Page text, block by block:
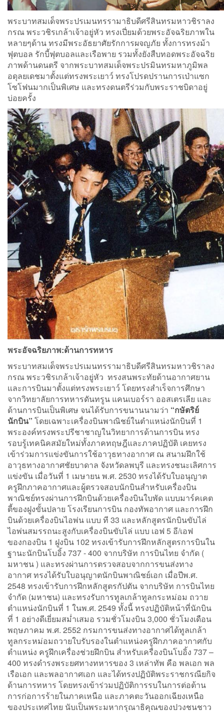
พระบาทสมเด็จพระปรเมนทรรามาธิบดีศรีสินทรมหาวชิราลง
กรณ พระวชิรเกล้าเจ้าอยู่หัว ทรงเปี่ยมด้วยพระอัจฉริยภาพใน
หลายๆด้าน ทรงมีพระอัธยาศัยรักการผจญภัย ทั้งการทรงม้า
ฟุตบอล รักบี้ฟุตบอลและเรือพาย รวมทั้งยังสืบทอดพระอัจฉริย
ภาพด้านดนตรี จากพระบาทสมเด็จพระปรมินทรมหาภูมิพล
อดุลยเดชมาตั้งแต่ทรงพระเยาว์ ทรงโปรดปรานการเป่าแซก
โซโฟนมากเป็นพิเศษ และทรงดนตรีร่วมกับพระราชบิดาอยู่
บ่อยครั้ง
พระอัจฉริยภาพ:ด้านการทหาร
พระบาทสมเด็จพระปรเมนทรรามาธิบดีศรีสินทรมหาวชิราลง
กรณ พระวชิรเกล้าเจ้าอยู่หัว ทรงสนพระทัยด้านอากาศยาน
และการบินมาตั้งแต่ทรงพระเยาว์ โดยทรงสำเร็จการศึกษา
จากวิทยาลัยการทหารดันทรูน แคนเบอร์รา ออสเตรเลีย และ
ด้านการบินเป็นพิเศษ จนได้รับการขนานนามว่า “กษัตริย์
นักบิน” โดยเฉพาะเครื่องบินพาณิชย์ในตำแหน่งนักบินที่ 1
พระองค์ทรงพระปรีชาชาญในวิทยาการด้านการบิน ทรง
รอบรู้เทคนิคสมัยใหม่ทั้งภาคทฤษฎีและภาคปฏิบัติ เคยทรง
เข้าร่วมการแข่งขันการใช้อาวุธทางอากาศ ณ สนามฝึกใช้
อาวุธทางอากาศชัยบาดาล จังหวัดลพบุรี และทรงชนะเลิศการ
แข่งขัน เมื่อวันที่ 1 เมษายน พ.ศ. 2530 ทรงได้รับใบอนุญาต
ครูฝึกภาคอากาศและผู้ตรวจสอบนักบินสำหรับเครื่องบิน
พาณิชย์ทรงผ่านการฝึกบินด้วยเครื่องบินใบพัด แบบมาร์คเคต
ตี้ของฝูงขั้นปลาย โรงเรียนการบิน กองทัพอากาศ และการฝึก
บินด้วยเครื่องบินไอพ่น แบบ ที 33 และหลักสูตรนักบินขับไล่
ไอพ่นสมรรถนะสูงกับเครื่องบินขับไล่ แบบ เอฟ 5 อี/เอฟ
ของกองบิน 1 ฝูงบิน 102 ทรงเข้ารับการฝึกหลักสูตรการบินใน
ฐานะนักบินโบอิ้ง 737 - 400 จากบริษัท การบินไทย จำกัด (
มหาชน ) และทรงผ่านการตรวจสอบจากการขนส่งทาง
อากาศ ทรงได้รับใบอนุญาตนักบินพาณิชย์เอก เมื่อปีพ.ศ.
2548 ทรงเข้ารับการฝึกหลักสูตรกัปตัน จากบริษัท การบินไทย
จำกัด (มหาชน) และทรงรับการทูลเกล้าทูลกระหม่อม ถวาย
ตำแหน่งนักบินที่ 1 ในพ.ศ. 2549 ทั้งนี้ ทรงปฏิบัติหน้าที่นักบิน
ที่ 1 อย่างดีเยี่ยมสม่ำเสมอ รวมชั่วโมงบิน 3,000 ชั่วโมงเดือน
พฤษภาคม พ.ศ. 2552 กรมการขนส่งทางอากาศได้ทูลเกล้า
ทูลกระหม่อมถวายใบรับรองในตำแหน่งครูฝึกภาคอากาศกับ
ตำแหน่ง ครูฝึกเครื่องช่วยฝึกบิน สำหรับเครื่องบินโบอิ้ง 737 –
400 ทรงดำรงพระยศทางทหารของ 3 เหล่าทัพ คือ พลเอก พล
เรือเอก และพลอากาศเอก และได้ทรงปฏิบัติพระราชกรณียกิจ
ด้านการทหาร โดยทรงเข้าร่วมปฏิบัติการรบในการต่อต้าน
การก่อการร้ายในภาคเหนือ และภาคตะวันออกเฉียงเหนือ
ของประเทศไทย นับเป็นพระมหากรุณาธิคุณของปวงชนชาว